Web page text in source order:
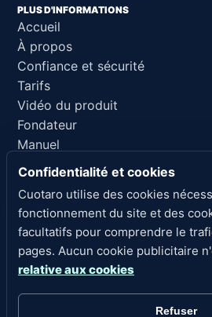
PLUS D'INFORMATIONS
Accueil
À propos
Confiance et sécurité
Tarifs
Vidéo du produit
Fondateur
Manuel
Support
LIENS LÉGAUX
Confidentialité
Conditions d'utilisation
Politique de remboursement
Mentions légales
Confidentialité et cookies
Cuotaro utilise des cookies
fonctionnement du site et des
facultatifs pour comprendre le
pages. Aucun cookie publicitaire
relative aux cookies
Refuser